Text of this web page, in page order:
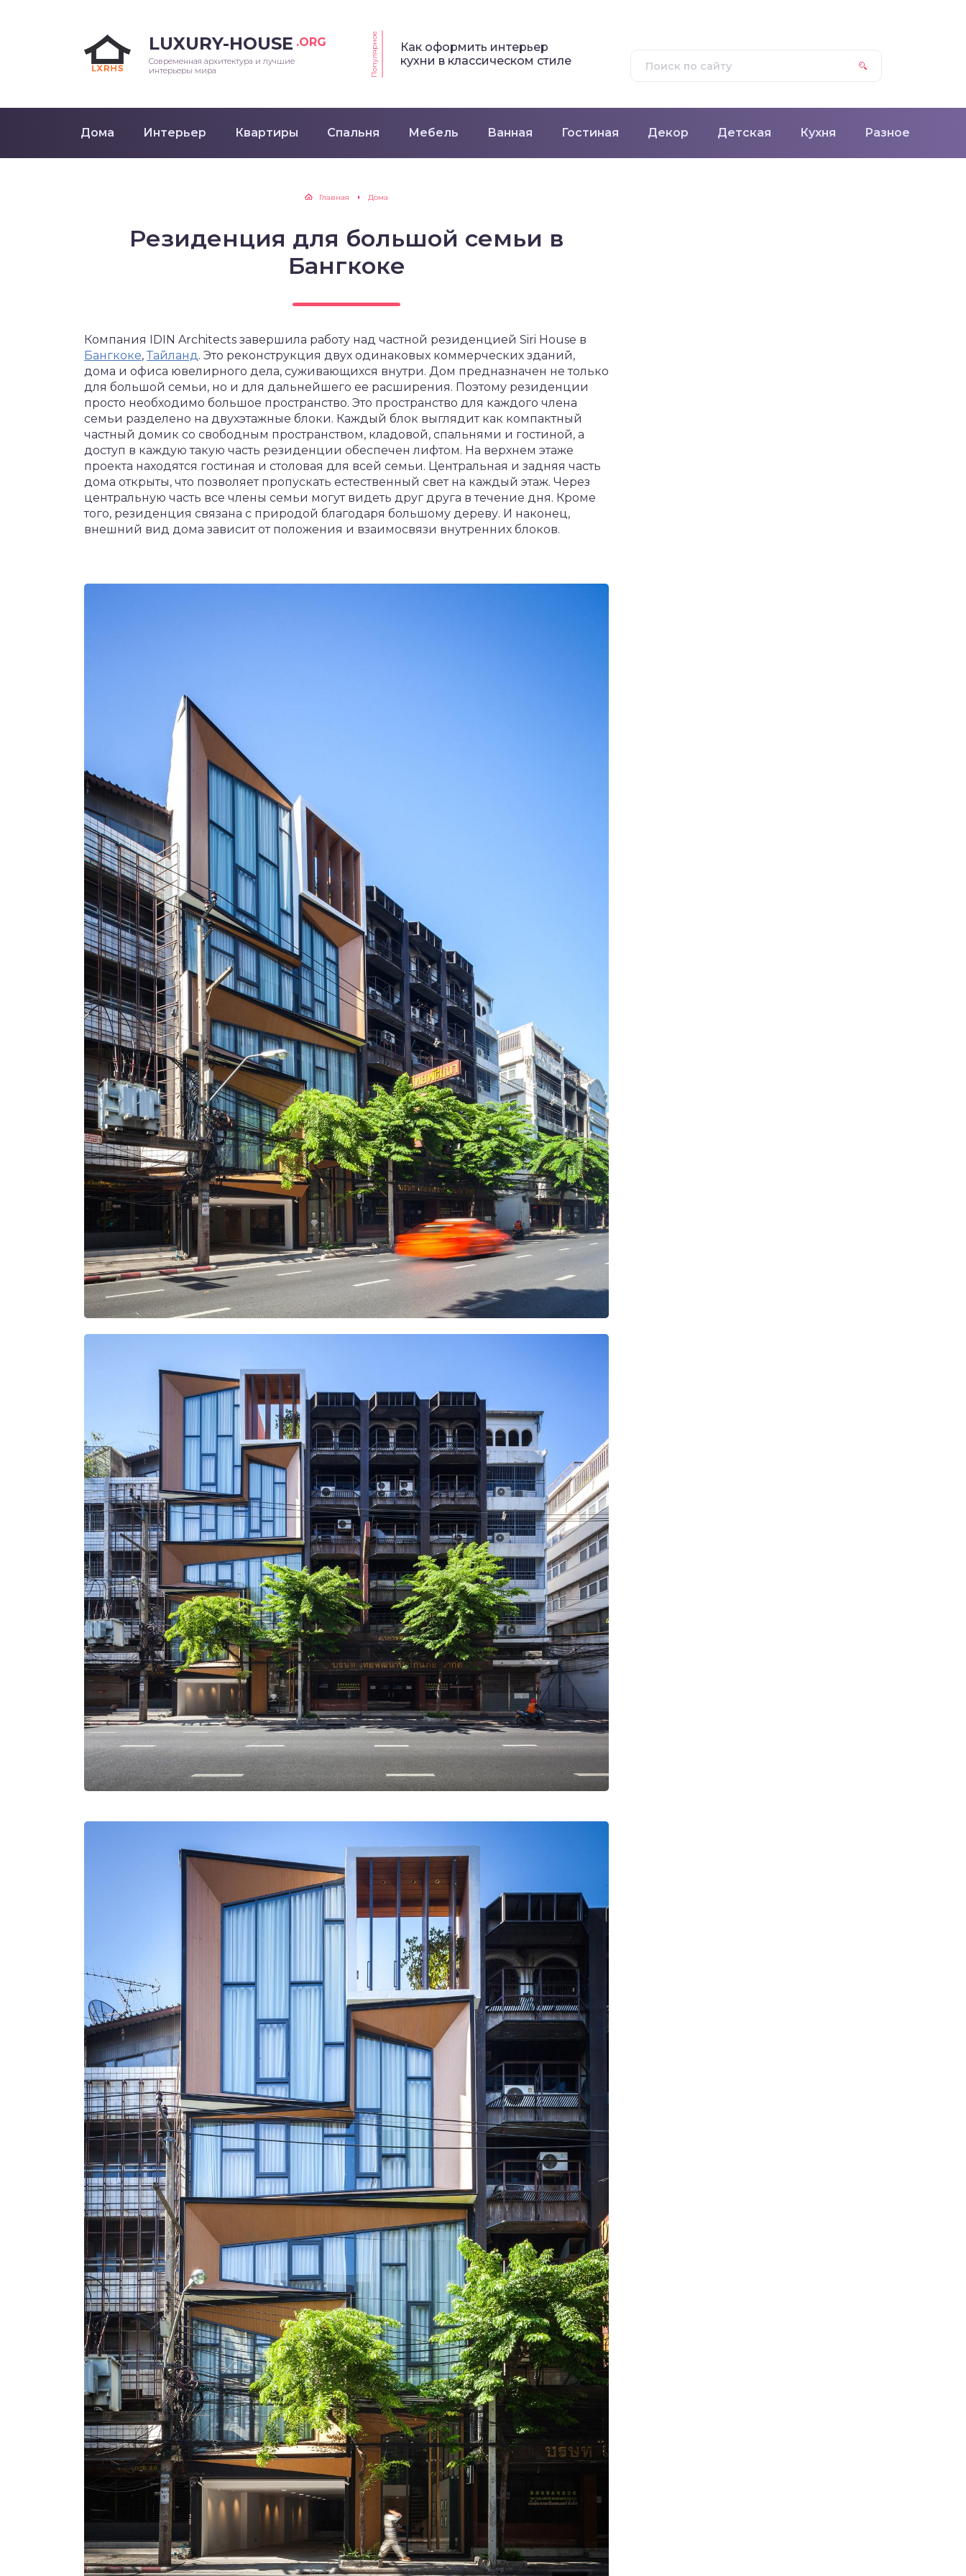
LUXURY-HOUSE .ORG
Современная архитектура и лучшие
интерьеры мира
Популярное
Как оформить интерьер
кухни в классическом стиле
Дома Интерьер Квартиры Спальня Мебель Ванная Гостиная Декор Детская Кухня Разное
Главная Дома
Резиденция для большой семьи в
Бангкоке
Компания IDIN Architects завершила работу над частной резиденцией Siri House в
Бангкоке, Тайланд. Это реконструкция двух одинаковых коммерческих зданий,
дома и офиса ювелирного дела, суживающихся внутри. Дом предназначен не только
для большой семьи, но и для дальнейшего ее расширения. Поэтому резиденции
просто необходимо большое пространство. Это пространство для каждого члена
семьи разделено на двухэтажные блоки. Каждый блок выглядит как компактный
частный домик со свободным пространством, кладовой, спальнями и гостиной, а
доступ в каждую такую часть резиденции обеспечен лифтом. На верхнем этаже
проекта находятся гостиная и столовая для всей семьи. Центральная и задняя часть
дома открыты, что позволяет пропускать естественный свет на каждый этаж. Через
центральную часть все члены семьи могут видеть друг друга в течение дня. Кроме
того, резиденция связана с природой благодаря большому дереву. И наконец,
внешний вид дома зависит от положения и взаимосвязи внутренних блоков.